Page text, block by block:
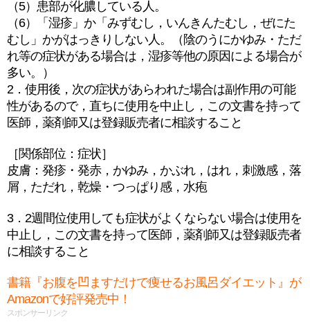
（5）患部が化膿している人。
（6）「湿疹」か「みずむし，いんきんたむし，ぜにた
むし」かがはっきりしない人。（陰のうにかゆみ・ただ
れ等の症状がある場合は，湿疹等他の原因による場合が
多い。）
2．使用後，次の症状があらわれた場合は副作用の可能
性があるので，直ちに使用を中止し，この文書を持って
医師，薬剤師又は登録販売者に相談すること
［関係部位：症状］
皮膚：発疹・発赤，かゆみ，かぶれ，はれ，刺激感，落
屑，ただれ，乾燥・つっぱり感，水疱
3．2週間位使用しても症状がよくならない場合は使用を
中止し，この文書を持って医師，薬剤師又は登録販売者
に相談すること
書籍『お腹を凹ますだけで痩せるお風呂ダイエット』が
Amazonで好評発売中！
スポンサーリンク